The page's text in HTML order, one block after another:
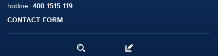
hotline: 400 1515 119
CONTACT FORM